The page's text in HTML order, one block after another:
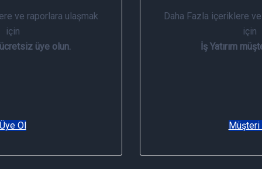
ve raporlara ulaşmak
için
ücretsiz üye olun.
Üye Ol
Daha Fazla içeriklere
için
İş Yatırım
Müşteri